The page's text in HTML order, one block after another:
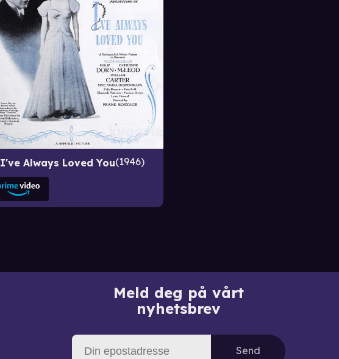
I've Always Loved You 1946
Meld deg på vårt
nyhetsbrev
Send